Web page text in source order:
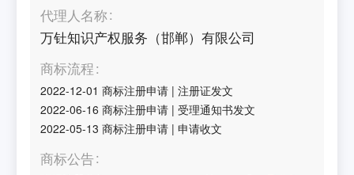
代理人名称
万钍知识产权服务（邯郸）有限公司
商标流程
2022-12-01 商标注册申请 |注册证发文
2022-06-16 商标注册申请 |受理通知书发文
2022-05-13 商标注册申请 |申请收文
商标公告